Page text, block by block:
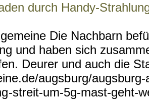
durch Handy-
Die Nachbarn
und haben sich
Deurer und auch die
augsburg/
-streit-um-5g-mast-geht-